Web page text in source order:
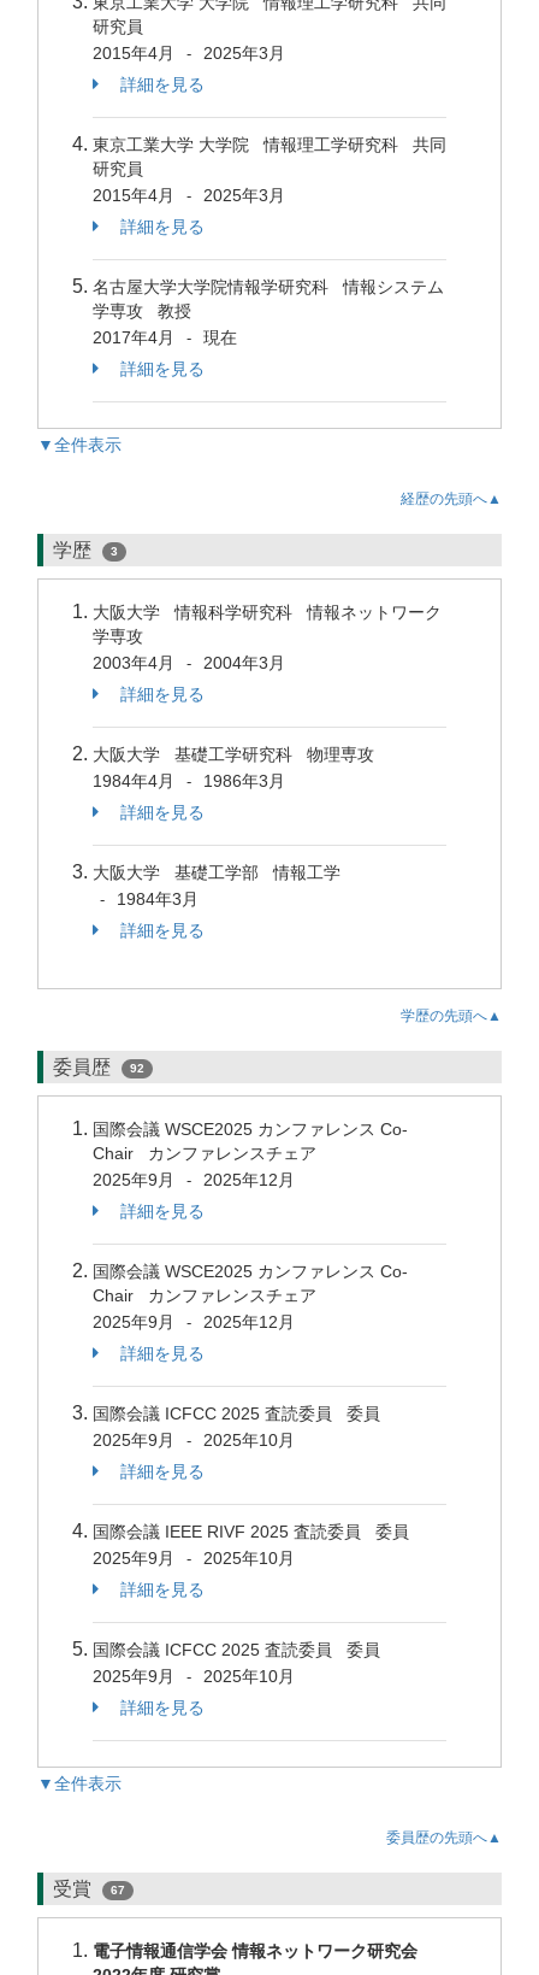
研究員
2015年4月
-
2025年3月
詳細を見る
東京工業大学 大学院 情報理工学研究科 共同
研究員
2015年4月
-
2025年3月
詳細を見る
名古屋大学大学院情報学研究科 情報システム
学専攻 教授
2017年4月
-
現在
詳細を見る
▼全件表示
経歴の先頭へ▲
学歴 3
大阪大学 情報科学研究科 情報ネットワーク
学専攻
2003年4月
-
2004年3月
詳細を見る
大阪大学 基礎工学研究科 物理専攻
1984年4月
-
1986年3月
詳細を見る
大阪大学 基礎工学部 情報工学
-
1984年3月
詳細を見る
学歴の先頭へ▲
委員歴 92
国際会議 WSCE2025 カンファレンス Co-
Chair カンファレンスチェア
2025年9月
-
2025年12月
詳細を見る
国際会議 WSCE2025 カンファレンス Co-
Chair カンファレンスチェア
2025年9月
-
2025年12月
詳細を見る
国際会議 ICFCC 2025 査読委員 委員
2025年9月
-
2025年10月
詳細を見る
国際会議 IEEE RIVF 2025 査読委員 委員
2025年9月
-
2025年10月
詳細を見る
国際会議 ICFCC 2025 査読委員 委員
2025年9月
-
2025年10月
詳細を見る
▼全件表示
委員歴の先頭へ▲
受賞 67
電子情報通信学会 情報ネットワーク研究会